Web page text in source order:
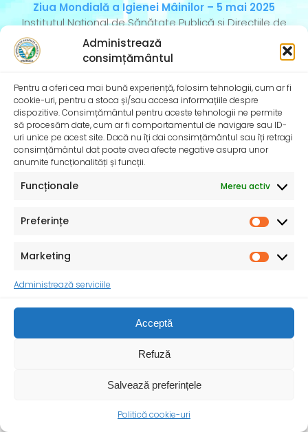
Administrează
consimțământul
Pentru a oferi cea mai bună experiență, folosim tehnologii, cum ar fi
cookie-uri, pentru a stoca și/sau accesa informațiile despre
dispozitive. Consimțământul pentru aceste tehnologii ne permite
să procesăm date, cum ar fi comportamentul de navigare sau ID-
uri unice pe acest site. Dacă nu îți dai consimțământul sau îți retragi
consimțământul dat poate avea afecte negative asupra unor
anumite funcționalități și funcții.
Funcționale Mereu activ
Preferințe
Marketing
Administrează serviciile
Acceptă
Refuză
Salvează preferințele
Politică cookie-uri
Ziua Mondială a Igienei Mâinilor – 5 mai 2025
Institutul Național de Sănătate Publică și Direcțiile de
Sănătate Publică Județene se alătură și în
desfășoară activități dedicate promovării și apărării